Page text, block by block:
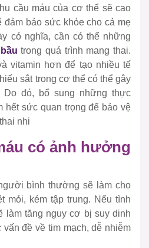
cầu máu của cơ thể sẽ cao
bảo sức khỏe cho cả mẹ
có nghĩa, cần có thể những
trong quá trình mang thai.
vitamin hơn để tạo nhiều tế
sắt trong cơ thể có thể gây
Do đó, bổ sung những thực
hết sức quan trọng để bảo vệ
nhi
có ảnh hưởng
bình thường sẽ làm cho
mỏi, kém tập trung. Nếu tình
làm tăng nguy cơ bị suy dinh
đề về tim mạch, dễ nhiễm